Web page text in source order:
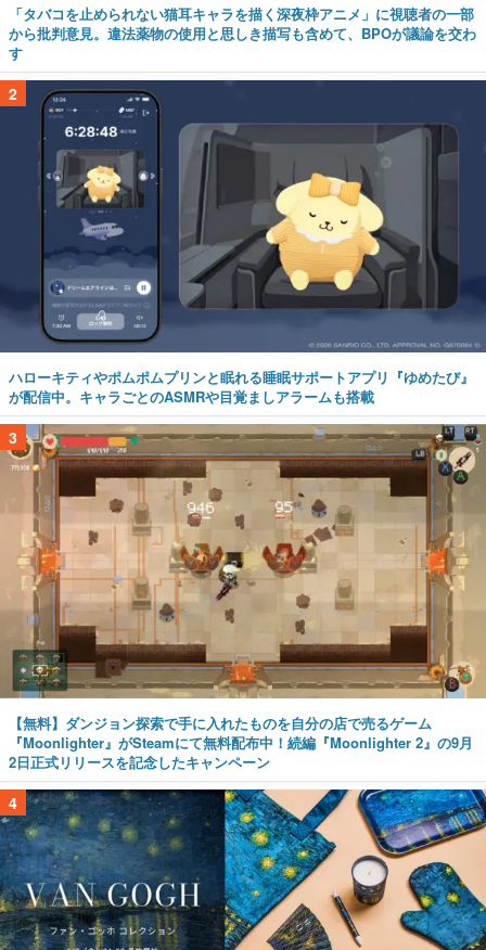
「タバコを止められない猫耳キャラを描く深夜枠アニメ」に視聴者の一部
から批判意見。違法薬物の使用と思しき描写も含めて、BPOが議論を交わ
す
2
ハローキティやポムポムプリンと眠れる睡眠サポートアプリ『ゆめたび』
が配信中。キャラごとのASMRや目覚ましアラームも搭載
3
【無料】ダンジョン探索で手に入れたものを自分の店で売るゲーム
『Moonlighter』がSteamにて無料配布中！続編『Moonlighter 2』の9月
2日正式リリースを記念したキャンペーン
4